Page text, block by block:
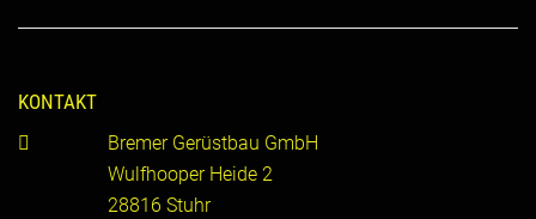
KONTAKT
Bremer Gerüstbau GmbH
Wulfhooper Heide 2
28816 Stuhr